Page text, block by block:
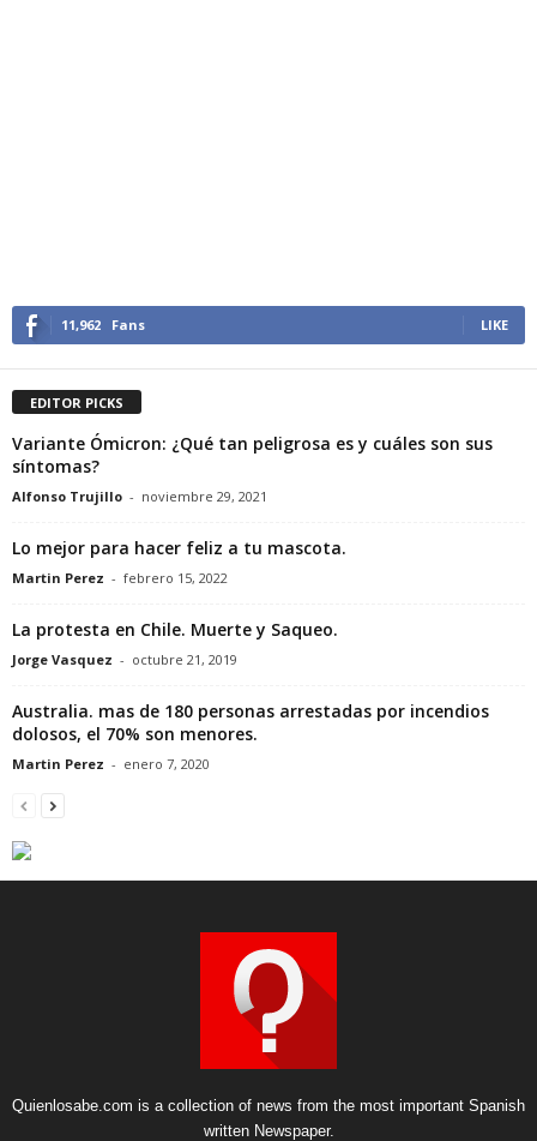
11,962 Fans LIKE
EDITOR PICKS
Variante Ómicron: ¿Qué tan peligrosa es y cuáles son sus
síntomas?
Alfonso Trujillo - noviembre 29, 2021
Lo mejor para hacer feliz a tu mascota.
Martin Perez - febrero 15, 2022
La protesta en Chile. Muerte y Saqueo.
Jorge Vasquez - octubre 21, 2019
Australia. mas de 180 personas arrestadas por incendios
dolosos, el 70% son menores.
Martin Perez - enero 7, 2020
Quienlosabe.com is a collection of news from the most important Spanish
written Newspaper.